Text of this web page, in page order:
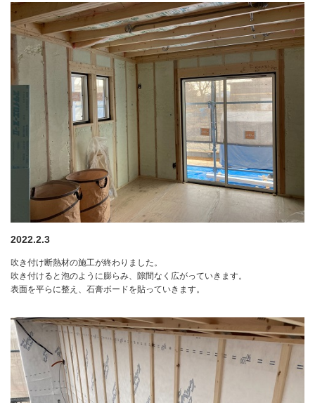
2022.2.3
吹き付け断熱材の施工が終わりました。
吹き付けると泡のように膨らみ、隙間なく広がっていきます。
表面を平らに整え、石膏ボードを貼っていきます。